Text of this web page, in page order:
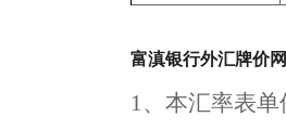
富滇银行外汇牌价
1、本汇率表